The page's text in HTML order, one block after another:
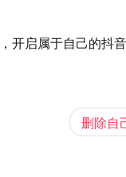
启属于自己的抖
删除自